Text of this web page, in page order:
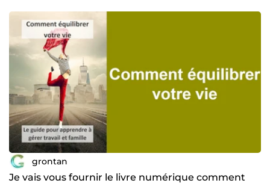
grontan
Je vais vous fournir le livre numérique comment